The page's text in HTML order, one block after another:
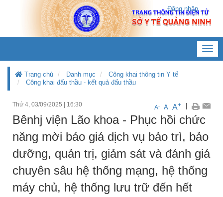
Đăng nhập
Trang chủ Danh mục
Công khai thông tin Y tế
Công khai đấu thầu - kết quả đấu thầu
Thứ 4, 03/09/2025 16:30 A- A A+
Bênhj viện Lão khoa - Phục hồi chức
năng mời báo giá dịch vụ bảo trì, bảo
dưỡng, quản trị, giảm sát và đánh giá
chuyên sâu hệ thống mạng, hệ thống
máy chủ, hệ thống lưu trữ đến hết